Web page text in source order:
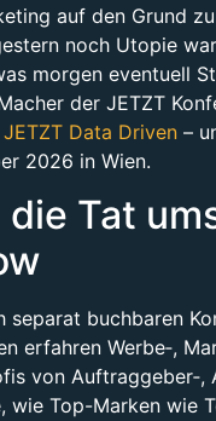
auf den Grund
noch Utopie
morgen eventuell
der JETZT
JETZT Data Driven –
2026 in Wien.
Tat
separat buchbaren
erfahren Werbe‑,
von Auftraggeber‑,
wie Top-Marken wie